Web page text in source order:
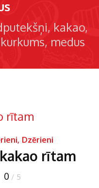
kakao
kurkums medus
, Dzērieni
rītam
0 / 5